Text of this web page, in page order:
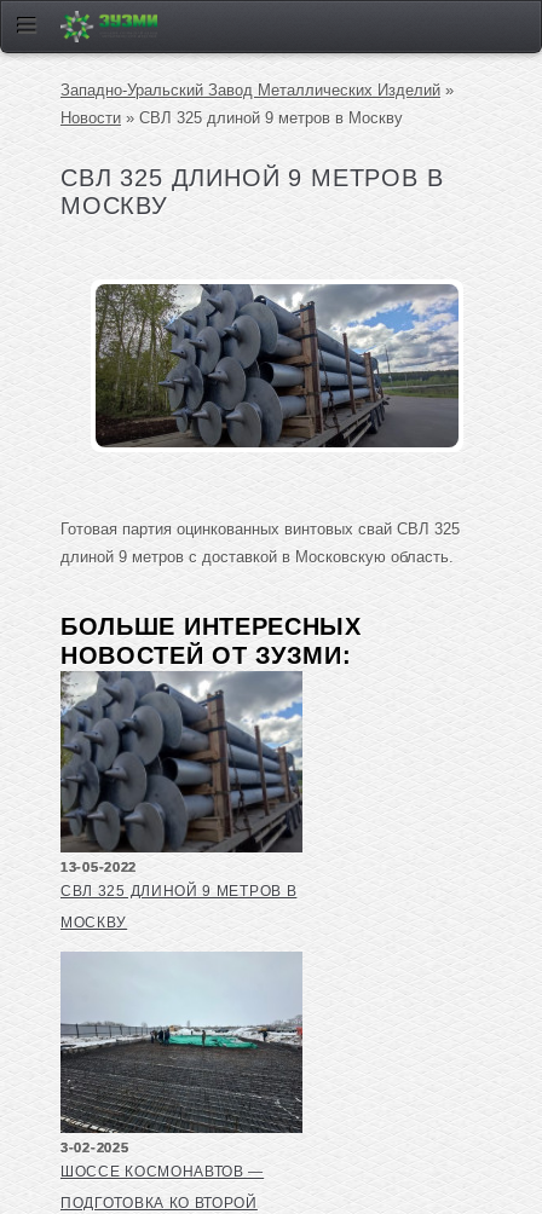
Западно-Уральский Завод Металлических Изделий »
Новости » СВЛ 325 длиной 9 метров в Москву
СВЛ 325 ДЛИНОЙ 9 МЕТРОВ В
МОСКВУ
Готовая партия оцинкованных винтовых свай СВЛ 325
длиной 9 метров с доставкой в Московскую область.
БОЛЬШЕ ИНТЕРЕСНЫХ
НОВОСТЕЙ ОТ ЗУЗМИ:
13-05-2022
СВЛ 325 ДЛИНОЙ 9 МЕТРОВ В
МОСКВУ
3-02-2025
ШОССЕ КОСМОНАВТОВ —
ПОДГОТОВКА КО ВТОРОЙ